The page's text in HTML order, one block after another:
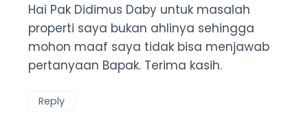
Hai Pak Didimus Daby untuk masalah
properti saya bukan ahlinya sehingga
mohon maaf saya tidak bisa menjawab
pertanyaan Bapak. Terima kasih.
Reply